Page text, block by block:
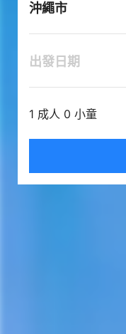
沖繩市
出發日期
1 成人 0 小童